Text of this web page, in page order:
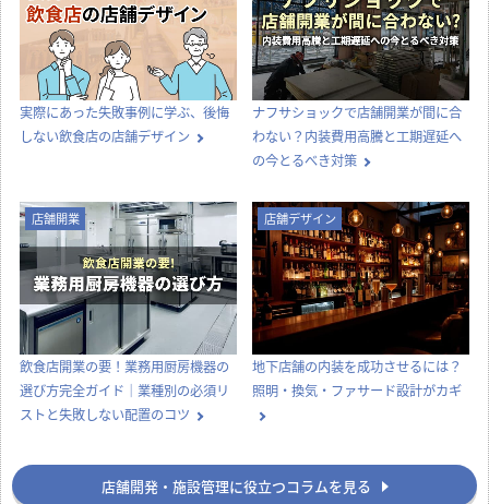
ヘルスマート エスパル
その他小売店
宮城県
スキップランド イオン
モール 名取エアリ店
アパレル
宮城県
マクドナルド 4号線名取
店
その他飲食店
宮城県
ていこの店
その他小売店
福島県
実際にあった失敗事例に学ぶ、後悔
しない飲食店の店舗デザイン
ナフサショックで店舗開業が間に合
わない？内装費用高騰と工期遅延へ
の今とるべき対策
店舗開業
飲食店開業の要！業務用厨房機器の
選び方完全ガイド｜業種別の必須リ
ストと失敗しない配置のコツ
店舗デザイン
地下店舗の内装を成功させるには？
照明・換気・ファサード設計がカギ
店舗開発・施設管理に役立つコラムを見る